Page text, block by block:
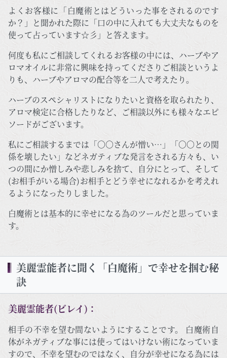
よくお客様に「白魔術とはどういった事をされるのです
か？」と聞かれた際に「口の中に入れても大丈夫なものを
使って占っています☆彡」と答えます。
何度も私にご相談してくれるお客様の中には、ハーブやア
ロマオイルに非常に興味を持ってくださりご相談というよ
りも、ハーブやアロマの配合等を二人で考えたり。
ハーブのスペシャリストになりたいと資格を取られたり、
アロマ検定に合格したりなど、ご相談以外にも様々なエピ
ソードがございます。
私にご相談するまでは「〇〇さんが憎い…」「〇〇との関
係を壊したい」などネガティブな発言をされる方々も、い
つの間にか憎しみや悲しみを捨て、自分にとって、そして
(お相手がいる場合)お相手とどう幸せになれるかを考えれ
るようになったりしました。
白魔術とは基本的に幸せになる為のツールだと思っていま
す。
美麗霊能者に聞く「白魔術」で幸せを掴む秘
訣
美麗霊能者(ビレイ)：
相手の不幸を望む間ないようにすることです。 白魔術自
体がネガティブな事には使ってはいけない術になっていま
すので、不幸を望むのではなく、自分が幸せになる為には